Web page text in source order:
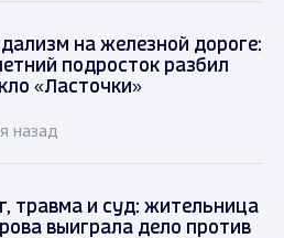
на железной дороге:
подросток разбил
«Ласточки»
назад
травма и суд: жительница
выиграла дело против